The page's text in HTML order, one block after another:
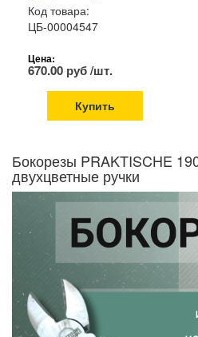
Код товара:
ЦБ-00004547
Цена:
670.00 руб /шт.
Купить
Бокорезы PRAKTISCHE
двухцветные ручки